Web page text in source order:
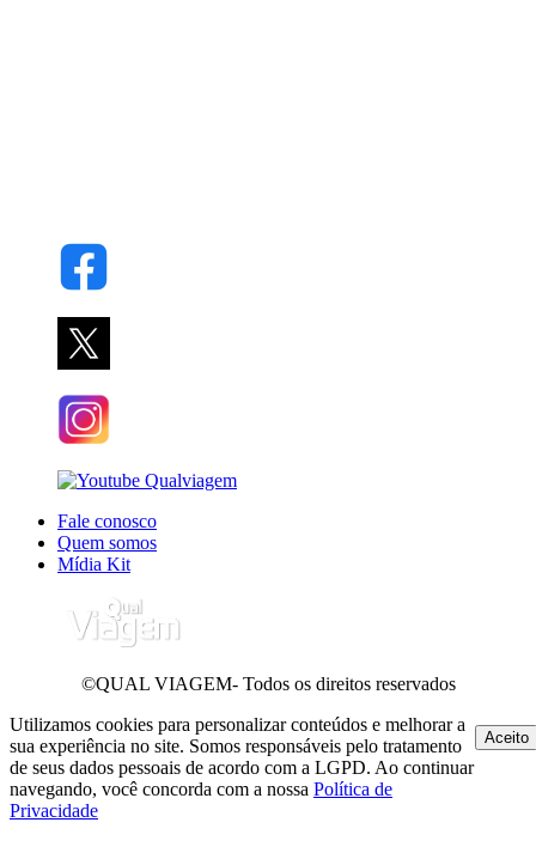
Fale conosco
Quem somos
Mídia Kit
©QUAL VIAGEM- Todos os direitos reservados
Utilizamos cookies para personalizar conteúdos e melhorar a
sua experiência no site. Somos responsáveis pelo tratamento
de seus dados pessoais de acordo com a LGPD. Ao continuar
navegando, você concorda com a nossa Política de
Privacidade
Aceito